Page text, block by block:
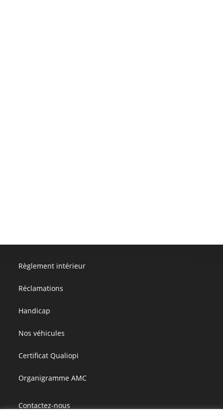
Règlement intérieur
Réclamations
Handicap
Nos véhicules
Certificat Qualiopi
Organigramme AMC
Contactez-nous